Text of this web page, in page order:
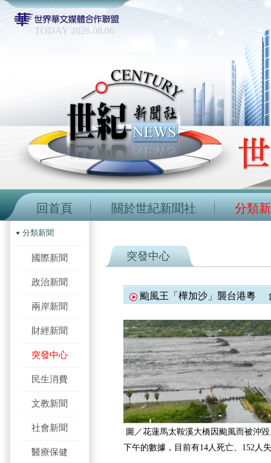
TODAY 2026.08.06
回首頁 關於世紀新聞社 分類
分類新聞
國際新聞
政治新聞
兩岸新聞
財經新聞
突發中心
民生消費
文教新聞
社會新聞
醫療保健
突發中心
颱風王「樺加沙」襲台港粵
圖／花蓮馬太鞍溪大橋因颱風而被沖
下午的數據，目前有14人死亡、152人